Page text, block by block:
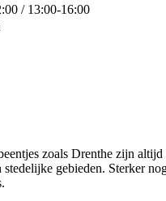
/ 13:00-16:00
zoals Drenthe zijn
gebieden. Sterker